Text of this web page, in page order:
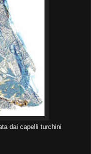
dai capelli turchini